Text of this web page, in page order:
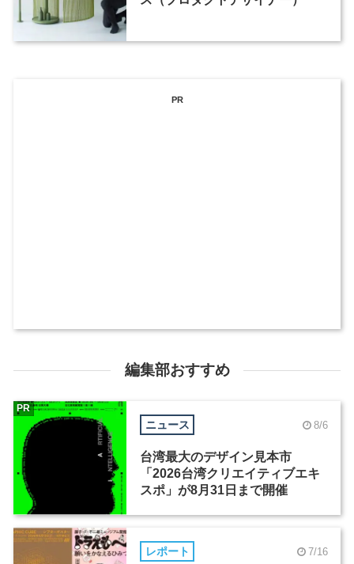
PR
編集部おすすめ
ニュース 8/6
台湾最大のデザイン見本市
「2026台湾クリエイティブエキ
スポ」が8月31日まで開催
PR
レポート 7/16